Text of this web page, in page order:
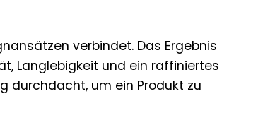
verbindet. Das Ergebnis
Langlebigkeit und ein raffiniertes
durchdacht, um ein Produkt zu